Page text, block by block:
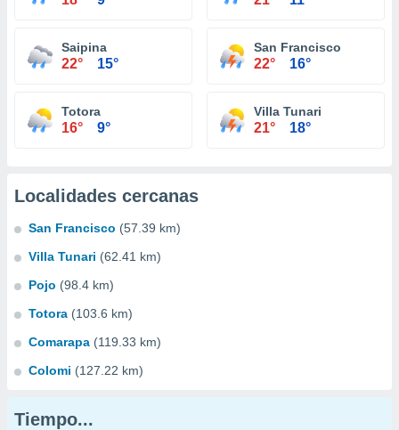
Saipina
22° 15°
San Francisco
22° 16°
Totora
16° 9°
Villa Tunari
21° 18°
Localidades cercanas
San Francisco (57.39 km)
Villa Tunari (62.41 km)
Pojo (98.4 km)
Totora (103.6 km)
Comarapa (119.33 km)
Colomi (127.22 km)
Tiempo...